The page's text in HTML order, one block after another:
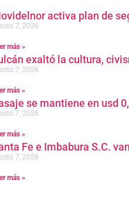
activa plan de
7, 2026
más »
exaltó la cultura,
7, 2026
más »
se mantiene en usd
7, 2026
más »
Fe e Imbabura S.C.
7, 2026
más »